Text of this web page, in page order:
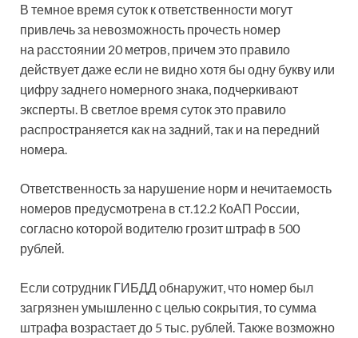
В темное время суток к ответственности могут
привлечь за невозможность прочесть номер
на расстоянии 20 метров, причем это правило
действует даже если не видно хотя бы одну букву или
цифру заднего номерного знака, подчеркивают
эксперты. В светлое время суток это правило
распространяется как на задний, так и на передний
номера.
Ответственность за нарушение норм и нечитаемость
номеров предусмотрена в ст.12.2 КоАП России,
согласно которой водителю грозит штраф в 500
рублей.
Если сотрудник ГИБДД обнаружит, что номер был
загрязнен умышленно с целью сокрытия, то сумма
штрафа возрастает до 5 тыс. рублей. Также возможно